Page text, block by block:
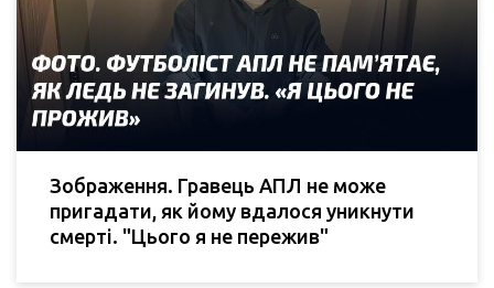
Зображення. Гравець АПЛ не може
пригадати, як йому вдалося уникнути
смерті. "Цього я не пережив"